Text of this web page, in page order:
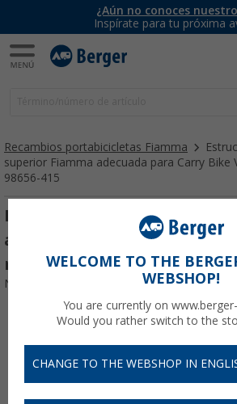
¿Aún no conoces
Inspírate para tu próxima
Recambios portabicicletas Fiamma
superior Fiamma adecuada para Carry Bike
98656-415
Estructura de soporte
adecuada para Carry Bike
ref. 98656-415
Nº de artículo 284088
WELCOME TO THE
WEBSHOP!
You are currently on
Would you rather switch to the
CHANGE TO THE WEBSHOP IN